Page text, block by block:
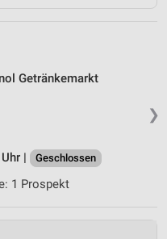
❯
Getränkemarkt
|
Geschlossen
1 Prospekt